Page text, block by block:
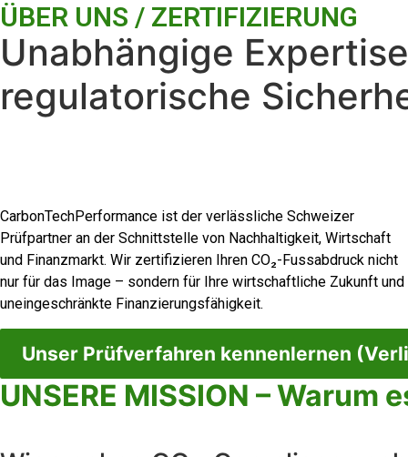
ÜBER UNS / ZERTIFIZIERUNG
Unabhängige
regulatorische
CarbonTechPerformance ist der verlässliche Schweizer
Prüfpartner an der Schnittstelle von Nachhaltigkeit, Wirtschaft
und Finanzmarkt. Wir zertifizieren Ihren CO₂-Fussabdruck nicht
nur für das Image – sondern für Ihre wirtschaftliche Zukunft und
uneingeschränkte Finanzierungsfähigkeit.
Unser Prüfverfahren kennenlernen
UNSERE MISSION – Warum